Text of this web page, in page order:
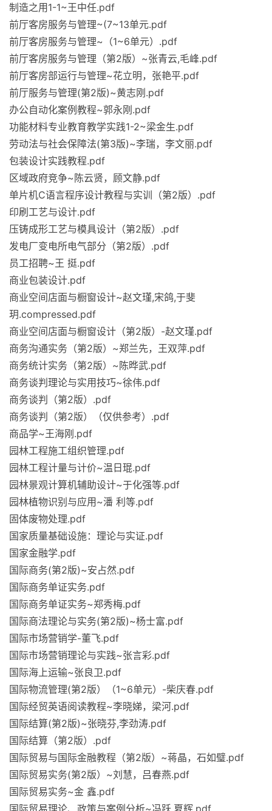
制造之用1-1~王中任.pdf
前厅客房服务与管理~(7~13单元.pdf
前厅客房服务与管理~（1~6单元）.pdf
前厅客房服务与管理（第2版）~张青云,毛峰.pdf
前厅客房部运行与管理~花立明，张艳平.pdf
前厅服务与管理(第2版)~黄志刚.pdf
办公自动化案例教程~郭永刚.pdf
功能材料专业教育教学实践1-2~梁金生.pdf
劳动法与社会保障法(第3版)~李瑞，李文丽.pdf
包装设计实践教程.pdf
区域政府竞争~陈云贤，顾文静.pdf
单片机C语言程序设计教程与实训（第2版）.pdf
印刷工艺与设计.pdf
压铸成形工艺与模具设计（第2版）.pdf
发电厂变电所电气部分（第2版）.pdf
员工招聘~王 挺.pdf
商业包装设计.pdf
商业空间店面与橱窗设计~赵文瑾,宋鸽,于斐
玥.compressed.pdf
商业空间店面与橱窗设计（第2版）-赵文瑾.pdf
商务沟通实务（第2版）~郑兰先，王双萍.pdf
商务统计实务（第2版）~陈晔武.pdf
商务谈判理论与实用技巧~徐伟.pdf
商务谈判（第2版）.pdf
商务谈判（第2版）（仅供参考）.pdf
商品学~王海刚.pdf
园林工程施工组织管理.pdf
园林工程计量与计价~温日琨.pdf
园林景观计算机辅助设计~于化强等.pdf
园林植物识别与应用~潘 利等.pdf
固体废物处理.pdf
国家质量基础设施：理论与实证.pdf
国家金融学.pdf
国际商务(第2版)~安占然.pdf
国际商务单证实务.pdf
国际商务单证实务~郑秀梅.pdf
国际商法理论与实务(第2版)~杨士富.pdf
国际市场营销学-董飞.pdf
国际市场营销理论与实践~张言彩.pdf
国际海上运输~张良卫.pdf
国际物流管理(第2版）（1~6单元）-柴庆春.pdf
国际经贸英语阅读教程~李晓娣，梁河.pdf
国际结算(第2版)~张晓芬,李劲涛.pdf
国际结算（第2版）.pdf
国际贸易与国际金融教程（第2版）~蒋晶，石如璧.pdf
国际贸易实务(第2版）~刘慧，吕春燕.pdf
国际贸易实务~金 鑫.pdf
国际贸易理论、政策与案例分析~冯跃,夏辉.pdf